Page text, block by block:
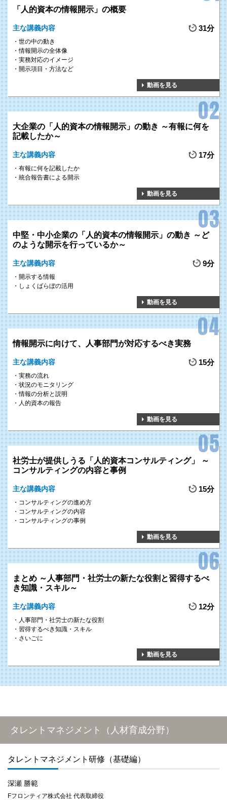
「人的資本の情報開示」の概要
主な講義内容 31分
世の中の動き
情報開示の全体像
実務対応のイメージ
開示項目・方法など
動画を見る
大企業の「人的資本の情報開示」の動き ～有報に何を
記載したか～
主な講義内容 17分
有報に何を記載したか
統合報告書による開示
動画を見る
中堅・中小企業の「人的資本の情報開示」の動き ～ど
のような開示を行っているか～
主な講義内容 9分
開示する情報
しょくばらぼの活用
動画を見る
情報開示に向けて、人事部門が対応するべき実務
主な講義内容 15分
実務の流れ
状況のモニタリング
情報の分析と説明
人的資本の報告
動画を見る
社労士が提供しうる「人的資本コンサルティング」 ～
コンサルティングの内容と事例
主な講義内容 15分
コンサルティングの進め方
コンサルティングの内容
コンサルティングの事例
動画を見る
まとめ ～人事部門・社労士の新たな役割と習得するべ
き知識・スキル～
主な講義内容 12分
人事部門・社労士の新たな役割
習得するべき知識・スキル
さいごに
動画を見る
タレントマネジメント（人材育成分野）
タレントマネジメント研修（基礎編）
深瀬 勝範
Fフロンティア株式会社 代表取締役